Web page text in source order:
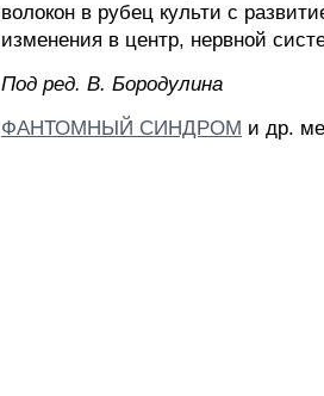
волокон в рубец культи с
изменения в центр, нервной
Пoд peд. B. Бopoдyлинa
ФАНТОМНЫЙ СИНДРОМ и др.